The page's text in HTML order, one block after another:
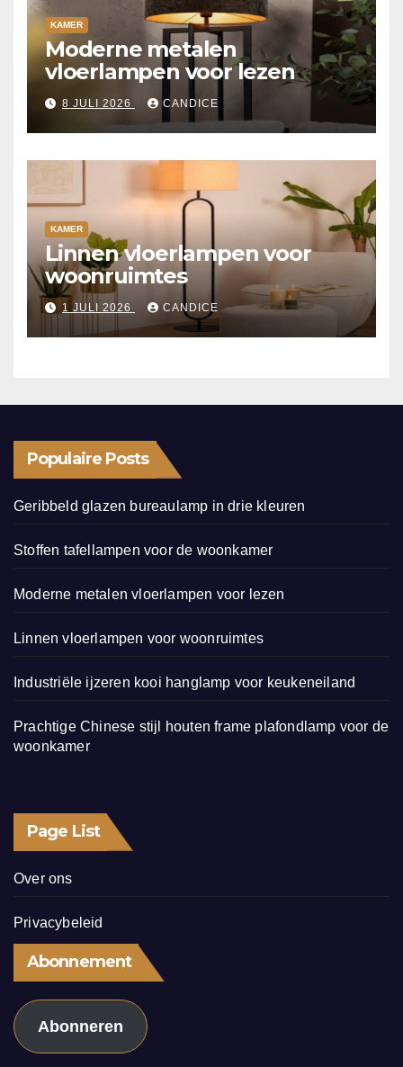
KAMER
Moderne metalen
vloerlampen voor lezen
8 JULI 2026 CANDICE
KAMER
Linnen vloerlampen voor
woonruimtes
1 JULI 2026 CANDICE
Populaire Posts
Geribbeld glazen bureaulamp in drie kleuren
Stoffen tafellampen voor de woonkamer
Moderne metalen vloerlampen voor lezen
Linnen vloerlampen voor woonruimtes
Industriële ijzeren kooi hanglamp voor keukeneiland
Prachtige Chinese stijl houten frame plafondlamp voor de
woonkamer
Page List
Over ons
Privacybeleid
Abonnement
Abonneren